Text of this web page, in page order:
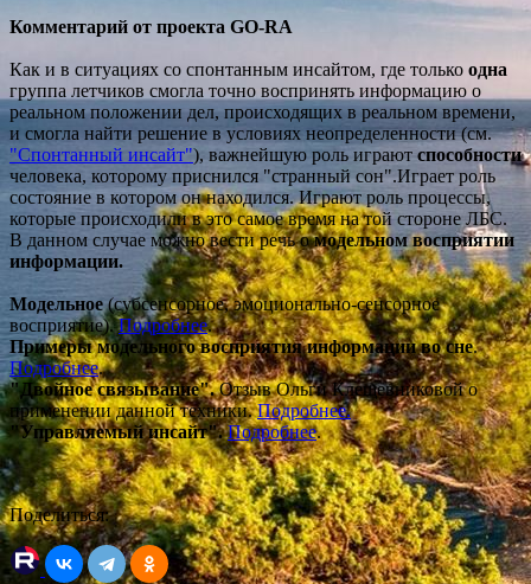
Комментарий от проекта GO-RA
Как и в ситуациях со спонтанным инсайтом, где только одна
группа летчиков смогла точно воспринять информацию о
реальном положении дел, происходящих в реальном времени,
и смогла найти решение в условиях неопределенности (см.
"Спонтанный инсайт"), важнейшую роль играютспособности
человека, которому приснился "странный сон".Играет роль
состояние в котором он находился. Играют роль процессы,
которые происходили в это самое время на той стороне ЛБС.
В данном случае можно вести речь омодельном восприятии
информации.
Модельное(субсенсорное, эмоционально-сенсорное
восприятие).Подробнее.
Примеры модельного восприятия информации во сне.
Подробнее.
"Двойное связывание".Отзыв Ольги Клещевниковой о
применении данной техники.Подробнее.
"Управляемый инсайт".Подробнее.
Поделиться: